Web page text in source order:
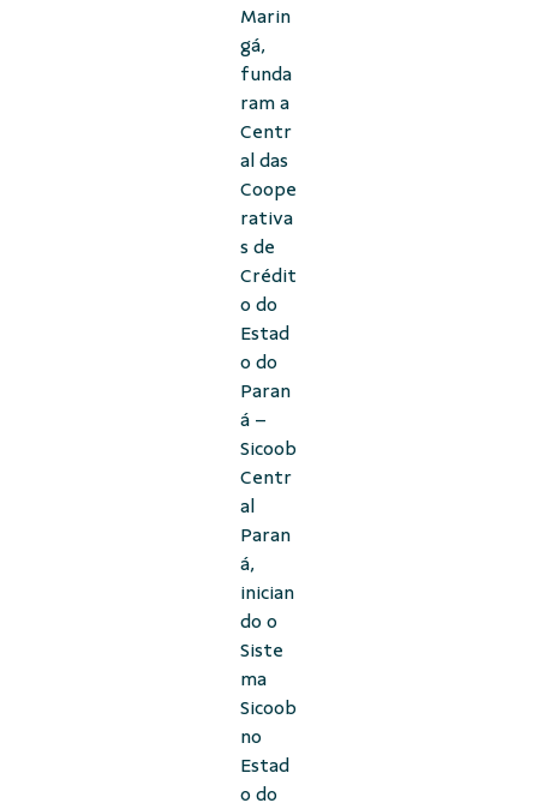
Marin
gá,
funda
ram a
Centr
al das
Coope
rativa
s de
Crédit
o do
Estad
o do
Paran
á –
Sicoob
Centr
al
Paran
á,
inician
do o
Siste
ma
Sicoob
no
Estad
o do